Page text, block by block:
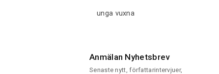
unga vuxna
Anmälan Nyhetsbrev
Senaste nytt, författarintervjuer,